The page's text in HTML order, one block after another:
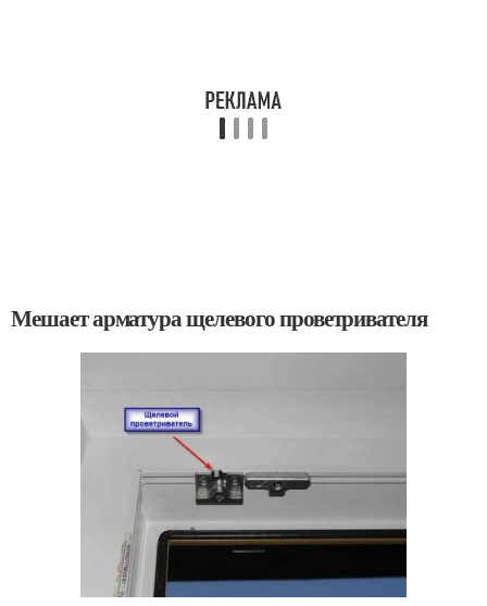
Мешает арматура щелевого проветривателя